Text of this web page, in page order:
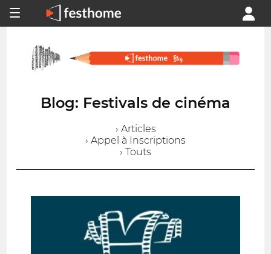
Blog: Festivals de cinéma
› Articles
› Appel à Inscriptions
› Touts